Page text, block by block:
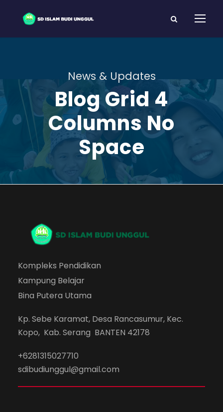
News & Updates
Blog Grid 4
Columns No
Space
Kompleks Pendidikan
Kampung Belajar
Bina Putera Utama
Kp. Sebe Karamat, Desa Rancasumur, Kec.
Kopo, Kab. Serang BANTEN 42178
+6281315027710
sdibudiunggul@gmail.com